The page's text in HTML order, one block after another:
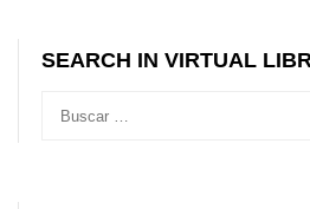
SEARCH IN VIRTUAL